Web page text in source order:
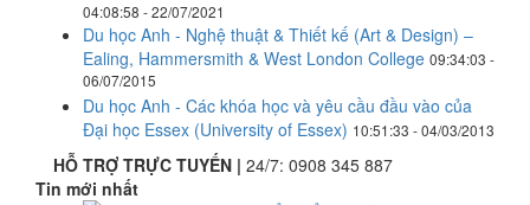
04:08:58 - 22/07/2021
Du học Anh - Nghệ thuật & Thiết kế (Art & Design) –
Ealing, Hammersmith & West London College 09:34:03 -
06/07/2015
Du học Anh - Các khóa học và yêu cầu đầu vào của
Đại học Essex (University of Essex) 10:51:33 - 04/03/2013
HỖ TRỢ TRỰC TUYẾN | 24/7: 0908 345 887
Tin mới nhất